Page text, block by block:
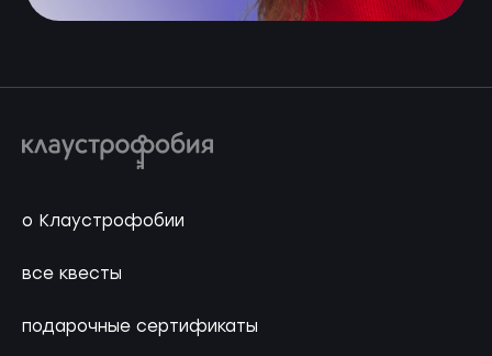
о Клаустрофобии
все квесты
подарочные сертификаты